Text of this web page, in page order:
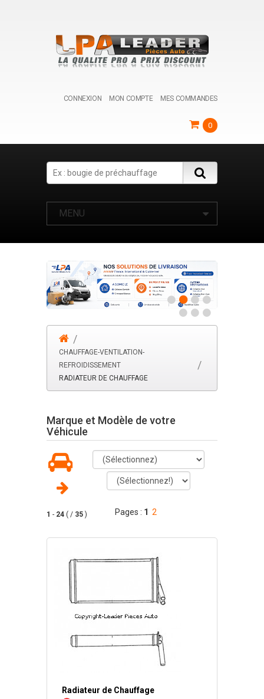
CONNEXION MON COMPTE MES COMMANDES
0
Search
MENU
CHAUFFAGE-VENTILATION-
REFROIDISSEMENT
RADIATEUR DE CHAUFFAGE
Marque et Modèle de votre
Véhicule
1 - 24 ( / 35 ) Pages : 1 2
Radiateur de Chauffage